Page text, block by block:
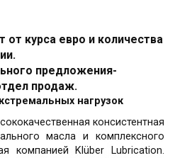
от курса евро и количества
предложения-
продаж.
нагрузок
консистентная
масла и комплексного
компанией Klüber Lubrication.